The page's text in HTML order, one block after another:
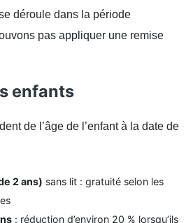
déroule dans la période
pas appliquer une remise
enfants
de l’âge de l’enfant à la date de
2 ans) sans lit : gratuité selon les
: réduction d’environ 20 % lorsqu’ils